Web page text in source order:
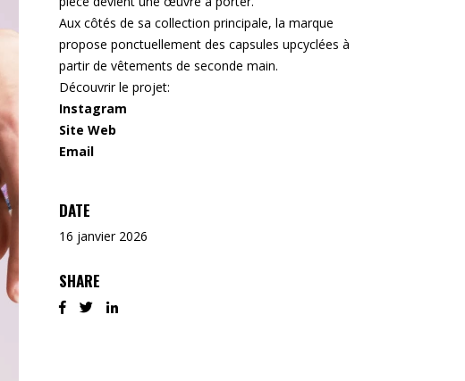
Aux côtés de sa collection principale, la marque
propose ponctuellement des capsules upcyclées à
partir de vêtements de seconde main.
Découvrir le projet:
Instagram
Site Web
Email
DATE
16 janvier 2026
SHARE